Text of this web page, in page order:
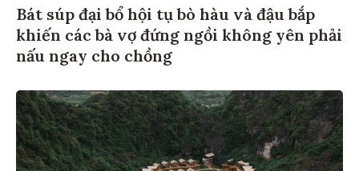
Bát súp đại bổ hội tụ bò hàu và đậu bắp
khiến các bà vợ đứng ngồi không yên phải
nấu ngay cho chồng